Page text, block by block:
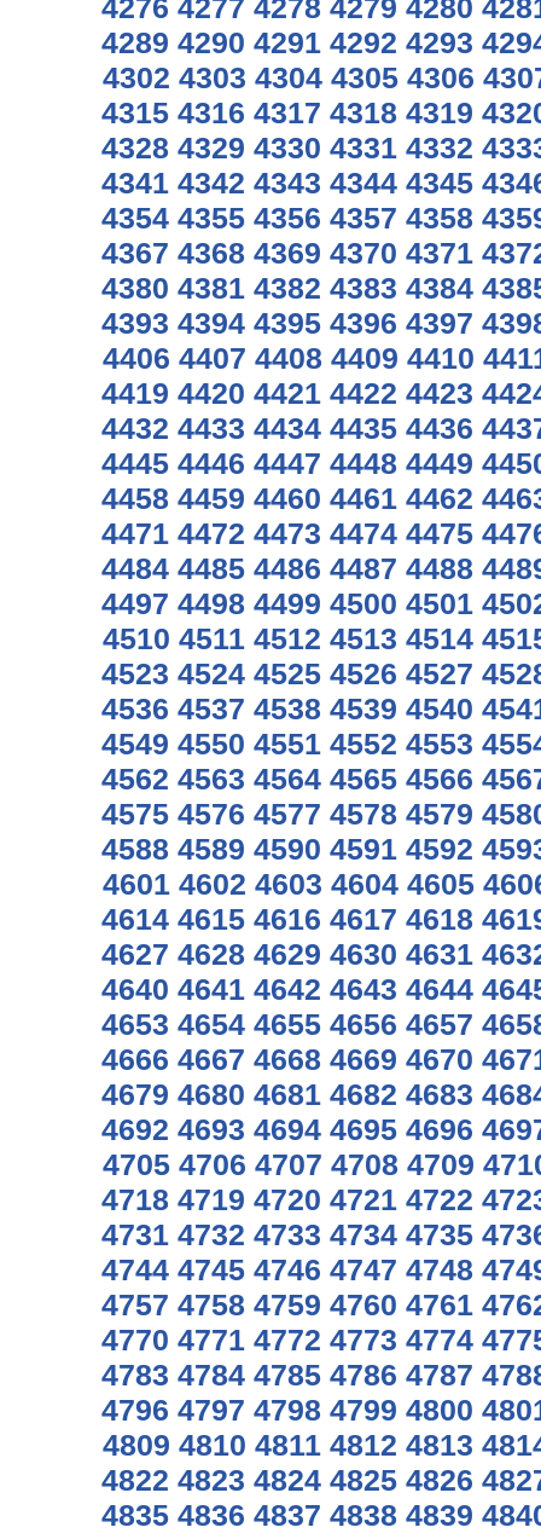
4276 4277 4278 4279 4280
4289 4290 4291 4292 4293
4302 4303 4304 4305 4306
4315 4316 4317 4318 4319
4328 4329 4330 4331 4332
4341 4342 4343 4344 4345
4354 4355 4356 4357 4358
4367 4368 4369 4370 4371
4380 4381 4382 4383 4384
4393 4394 4395 4396 4397
4406 4407 4408 4409 4410
4419 4420 4421 4422 4423
4432 4433 4434 4435 4436
4445 4446 4447 4448 4449
4458 4459 4460 4461 4462
4471 4472 4473 4474 4475
4484 4485 4486 4487 4488
4497 4498 4499 4500 4501
4510 4511 4512 4513 4514
4523 4524 4525 4526 4527
4536 4537 4538 4539 4540
4549 4550 4551 4552 4553
4562 4563 4564 4565 4566
4575 4576 4577 4578 4579
4588 4589 4590 4591 4592
4601 4602 4603 4604 4605
4614 4615 4616 4617 4618
4627 4628 4629 4630 4631
4640 4641 4642 4643 4644
4653 4654 4655 4656 4657
4666 4667 4668 4669 4670
4679 4680 4681 4682 4683
4692 4693 4694 4695 4696
4705 4706 4707 4708 4709
4718 4719 4720 4721 4722
4731 4732 4733 4734 4735
4744 4745 4746 4747 4748
4757 4758 4759 4760 4761
4770 4771 4772 4773 4774
4783 4784 4785 4786 4787
4796 4797 4798 4799 4800
4809 4810 4811 4812 4813
4822 4823 4824 4825 4826
4835 4836 4837 4838 4839